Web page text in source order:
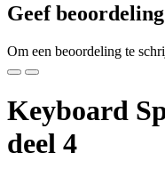
Geef beoordeling
Om een beoordeling te
Keyboard
deel 4